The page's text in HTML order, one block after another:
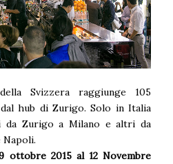
Svizzera raggiunge 105
hub di Zurigo. Solo in Italia
da Zurigo a Milano e altri da
Napoli.
ottobre 2015 al 12 Novembre